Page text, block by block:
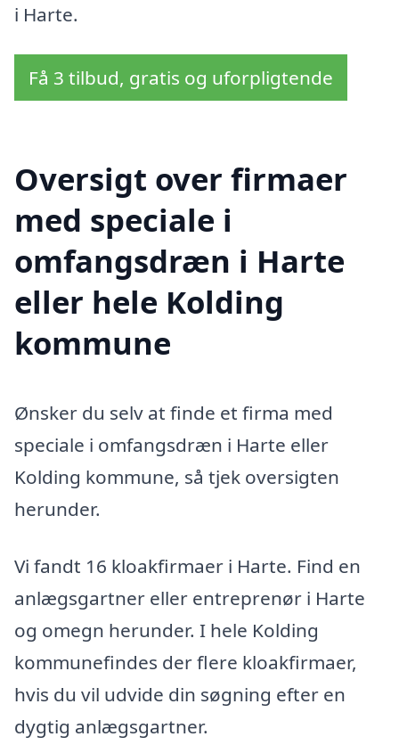
i Harte.
Få 3 tilbud, gratis og uforpligtende
Oversigt over firmaer
med speciale i
omfangsdræn i Harte
eller hele Kolding
kommune
Ønsker du selv at finde et firma med
speciale i omfangsdræn i Harte eller
Kolding kommune, så tjek oversigten
herunder.
Vi fandt 16 kloakfirmaer i Harte. Find en
anlægsgartner eller entreprenør i Harte
og omegn herunder. I hele Kolding
kommunefindes der flere kloakfirmaer,
hvis du vil udvide din søgning efter en
dygtig anlægsgartner.